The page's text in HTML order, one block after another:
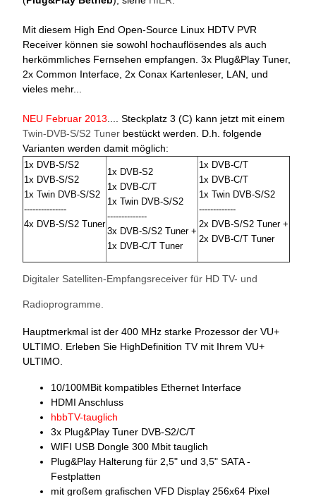
Mit diesem High End Open-Source Linux HDTV PVR
Receiver können sie sowohl hochauflösendes als auch
herkömmliches Fernsehen empfangen. 3x Plug&Play Tuner,
2x Common Interface, 2x Conax Kartenleser, LAN, und
vieles mehr...
NEU Februar 2013 .... Steckplatz 3 (C) kann jetzt mit einem
Twin-DVB-S/S2 Tuner bestückt werden. D.h. folgende
Varianten werden damit möglich:
1x DVB-S/S2
1x DVB-S/S2
1x Twin DVB-S/S2
---------------
4x DVB-S/S2 Tuner
1x DVB-S2
1x DVB-C/T
1x Twin DVB-S/S2
--------------
3x DVB-S/S2 Tuner +
1x DVB-C/T Tuner
1x DVB-C/T
1x DVB-C/T
1x Twin DVB-S/S2
-------------
2x DVB-S/S2 Tuner +
2x DVB-C/T Tuner
Digitaler Satelliten-Empfangsreceiver für HD TV- und
Radioprogramme.
Hauptmerkmal ist der 400 MHz starke Prozessor der VU+
ULTIMO. Erleben Sie HighDefinition TV mit Ihrem VU+
ULTIMO.
10/100MBit kompatibles Ethernet Interface
HDMI Anschluss
hbbTV-tauglich
3x Plug&Play Tuner DVB-S2/C/T
WIFI USB Dongle 300 Mbit tauglich
Plug&Play Halterung für 2,5" und 3,5" SATA -
Festplatten
mit großem grafischen VFD Display 256x64 Pixel